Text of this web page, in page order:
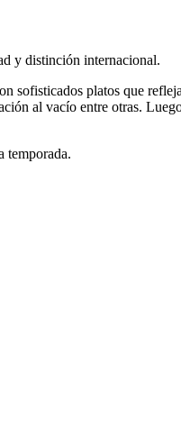
y distinción internacional.
sofisticados platos que
al vacío entre otras.
temporada.